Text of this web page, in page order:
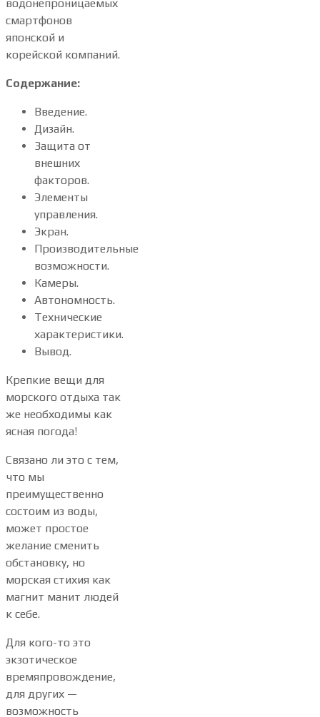
водонепроницаемых
смартфонов
японской и
корейской компаний.
Содержание:
Введение.
Дизайн.
Защита от
внешних
факторов.
Элементы
управления.
Экран.
Производительные
возможности.
Камеры.
Автономность.
Технические
характеристики.
Вывод.
Крепкие вещи для
морского отдыха так
же необходимы как
ясная погода!
Связано ли это с тем,
что мы
преимущественно
состоим из воды,
может простое
желание сменить
обстановку, но
морская стихия как
магнит манит людей
к себе.
Для кого-то это
экзотическое
времяпровождение,
для других —
возможность